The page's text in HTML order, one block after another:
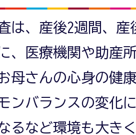
は、産後2週間、産
、医療機関や助産
母さんの心身の健
ンバランスの変化
るなど環境も大き